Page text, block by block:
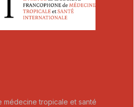
tropicale et santé